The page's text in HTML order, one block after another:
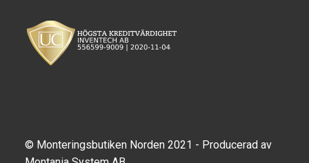
© Monteringsbutiken Norden 2021 - Producerad av